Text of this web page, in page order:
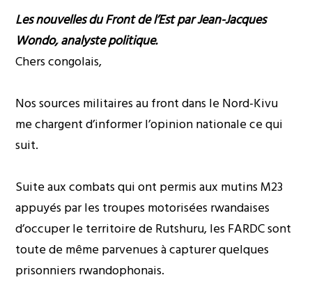
Les nouvelles du Front de l’Est par Jean-Jacques
Wondo, analyste politique.
Chers congolais,
Nos sources militaires au front dans le Nord-Kivu
me chargent d’informer l’opinion nationale ce qui
suit.
Suite aux combats qui ont permis aux mutins M23
appuyés par les troupes motorisées rwandaises
d’occuper le territoire de Rutshuru, les FARDC sont
toute de même parvenues à capturer quelques
prisonniers rwandophonais.